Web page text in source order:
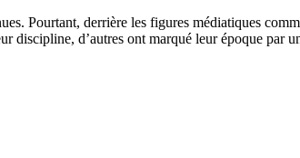
Pourtant, derrière les figures médiatiques
discipline, d’autres ont marqué leur époque